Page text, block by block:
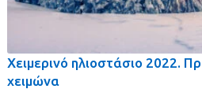
Χειμερινό ηλιοστάσιο 2022.
χειμώνα